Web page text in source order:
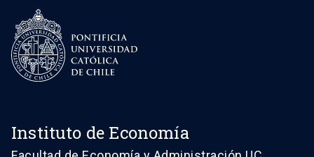
Instituto de Economía